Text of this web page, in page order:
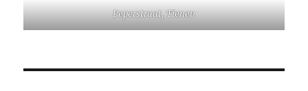
Peperstraat, Tienen